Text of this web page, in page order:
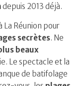
depuis 2013 déjà.
La Réunion pour
secrètes. Ne
beaux
Le spectacle et la
de batifolage